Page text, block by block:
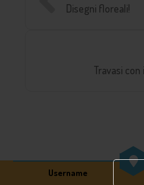
Username
Disegni floreali!
Travasi